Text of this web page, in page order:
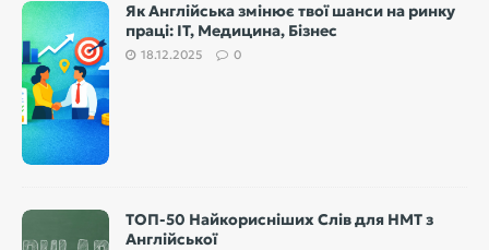
Як Англійська змінює твої шанси на ринку
праці: IT, Медицина, Бізнес
18.12.2025 0
ТОП-50 Найкорисніших Слів для НМТ з
Англійської